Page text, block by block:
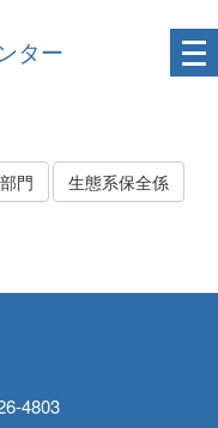
ター
門 生態系保全係
4803